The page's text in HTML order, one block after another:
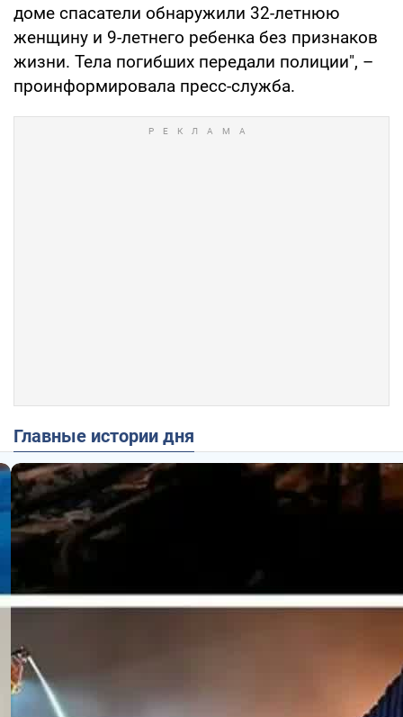
доме спасатели обнаружили 32-летнюю
женщину и 9-летнего ребенка без признаков
жизни. Тела погибших передали полиции", –
проинформировала пресс-служба.
Главные истории дня